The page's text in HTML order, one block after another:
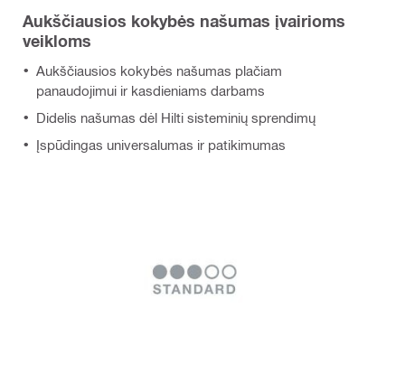
Aukščiausios kokybės našumas įvairioms
veikloms
Aukščiausios kokybės našumas plačiam
panaudojimui ir kasdieniams darbams
Didelis našumas dėl Hilti sisteminių sprendimų
Įspūdingas universalumas ir patikimumas